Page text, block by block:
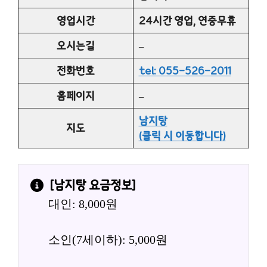
영업시간
24시간 영업, 연중무휴
오시는길
–
전화번호
tel: 055-526-2011
홈페이지
–
지도
남지탕
(클릭 시 이동합니다)
[남지탕 요금정보]
대인: 8,000원
소인(7세이하): 5,000원